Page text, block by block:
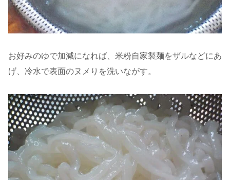
お好みのゆで加減になれば、米粉自家製麺をザルなどにあ
げ、冷水で表面のヌメりを洗いながす。